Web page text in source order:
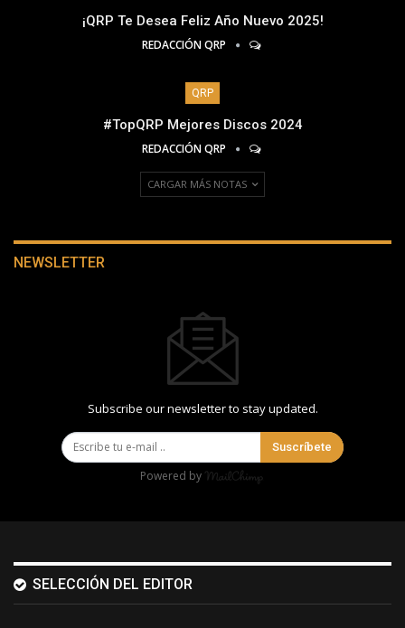
¡QRP Te Desea Feliz Año Nuevo 2025!
REDACCIÓN QRP
QRP
#TopQRP Mejores Discos 2024
REDACCIÓN QRP
CARGAR MÁS NOTAS
NEWSLETTER
Subscribe our newsletter to stay updated.
Suscríbete
Powered by
SELECCIÓN DEL EDITOR